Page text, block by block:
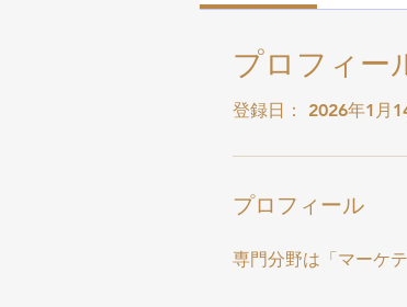
プロフィー
登録日： 2026年1月
プロフィール
専門分野は「マーケ